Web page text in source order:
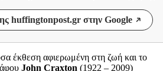
huffingtonpost.gr στην Google
έκθεση αφιερωμένη στη ζωή και το
John Craxton (1922 – 2009)